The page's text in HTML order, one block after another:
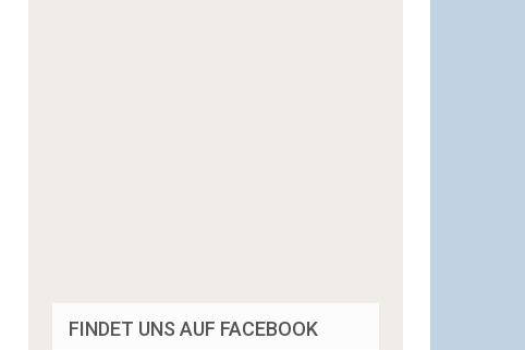
FINDET UNS AUF FACEBOOK